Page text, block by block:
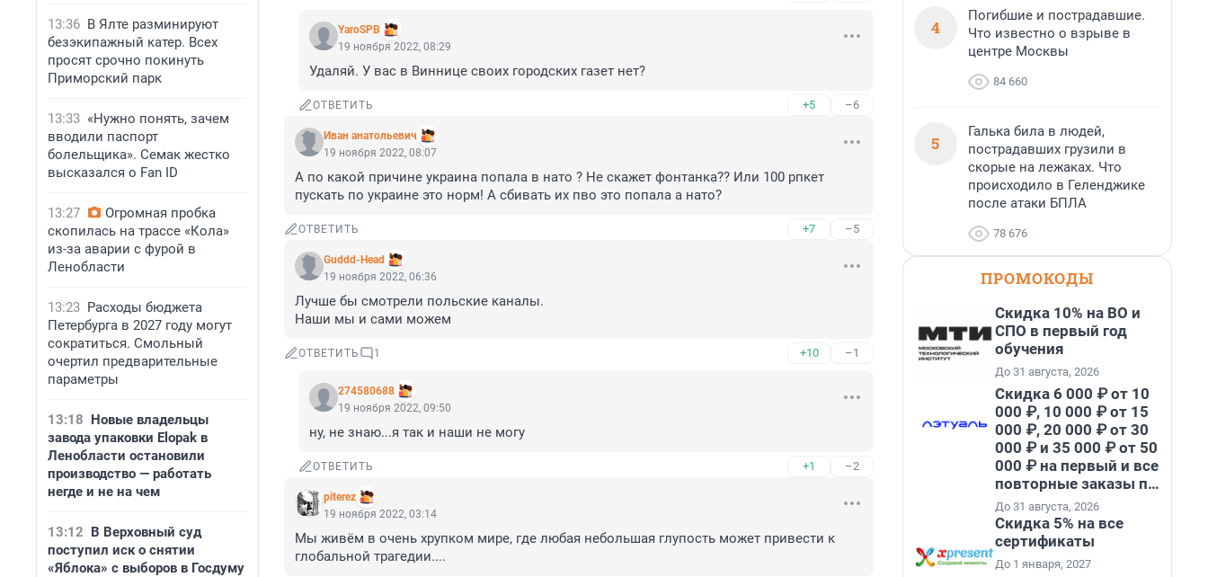
13:36 В Ялте разминируют
безэкипажный катер. Всех
просят срочно покинуть
Приморский парк
13:33 «Нужно понять, зачем
вводили паспорт
болельщика». Семак жестко
высказался о Fan ID
13:27
Огромная пробка
скопилась на трассе «Кола»
из-за аварии с фурой в
Ленобласти
13:23 Расходы бюджета
Петербурга в 2027 году могут
сократиться. Смольный
очертил предварительные
параметры
13:18 Новые владельцы
завода упаковки Elopak в
Ленобласти остановили
производство — работать
негде и не на чем
13:12 В Верховный суд
поступил иск о снятии
«Яблока» с выборов в Госдуму
YaroSPB
19 ноября 2022, 08:29
Удаляй. У вас в Виннице своих городских газет нет?
ОТВЕТИТЬ +5 –6
Иван анатольевич
19 ноября 2022, 08:07
А по какой причине украина попала в нато ? Не скажет фонтанка?? Или 100 рпкет
пускать по украине это норм! А сбивать их пво это попала а нато?
ОТВЕТИТЬ +7 –5
Guddd-Head
19 ноября 2022, 06:36
Лучше бы смотрели польские каналы.
Наши мы и сами можем
ОТВЕТИТЬ 1 +10 –1
274580688
19 ноября 2022, 09:50
ну, не знаю...я так и наши не могу
ОТВЕТИТЬ +1 –2
piterez
19 ноября 2022, 03:14
Мы живём в очень хрупком мире, где любая небольшая глупость может привести к
глобальной трагедии....
4
Погибшие и пострадавшие.
Что известно о взрыве в
центре Москвы
84 660
5
Галька била в людей,
пострадавших грузили в
скорые на лежаках. Что
происходило в Геленджике
после атаки БПЛА
78 676
ПРОМОКОДЫ
Скидка 10% на ВО и
СПО в первый год
обучения
До 31 августа, 2026
Скидка 6 000 ₽ от 10
000 ₽, 10 000 ₽ от 15
000 ₽, 20 000 ₽ от 30
000 ₽ и 35 000 ₽ от 50
000 ₽ на первый и все
повторные заказы по
промокоду НАБЕРИ
До 31 августа, 2026
Скидка 5% на все
сертификаты
До 1 января, 2027